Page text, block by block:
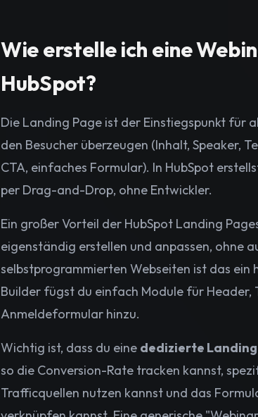
Wie erstelle ich eine
HubSpot?
Die Landing Page ist der Einstiegspunkt für
den Besucher überzeugen (Inhalt, Speaker,
CTA, einfaches Formular). In HubSpot
per Drag-and-Drop, ohne Entwickler.
Ein großer Vorteil der HubSpot Landing
eigenständig erstellen und anpassen, ohne
selbstprogrammierten Webseiten ist das ein
Builder fügst du einfach Module für Header,
Anmeldeformular hinzu.
Wichtig ist, dass du eine dedizierte
so die Conversion-Rate tracken kannst,
Trafficquellen nutzen kannst und das